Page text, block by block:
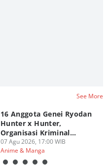
See More
16 Anggota Genei Ryodan
Hunter x Hunter,
Organisasi Kriminal
Berbahaya
07 Agu 2026, 17:00 WIB
Anime & Manga